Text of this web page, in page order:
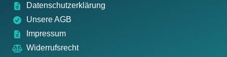
Datenschutzerklärung
Unsere AGB
Impressum
Widerrufsrecht